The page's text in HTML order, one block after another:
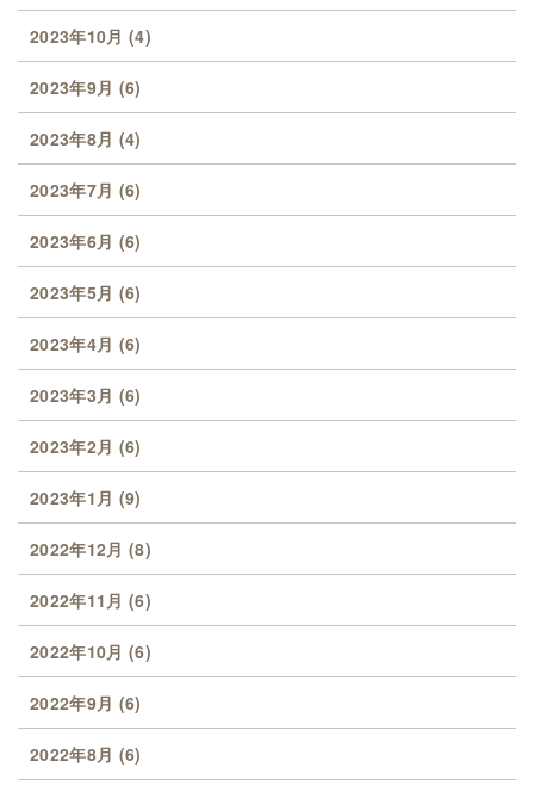
2023年10月 (4)
2023年9月 (6)
2023年8月 (4)
2023年7月 (6)
2023年6月 (6)
2023年5月 (6)
2023年4月 (6)
2023年3月 (6)
2023年2月 (6)
2023年1月 (9)
2022年12月 (8)
2022年11月 (6)
2022年10月 (6)
2022年9月 (6)
2022年8月 (6)